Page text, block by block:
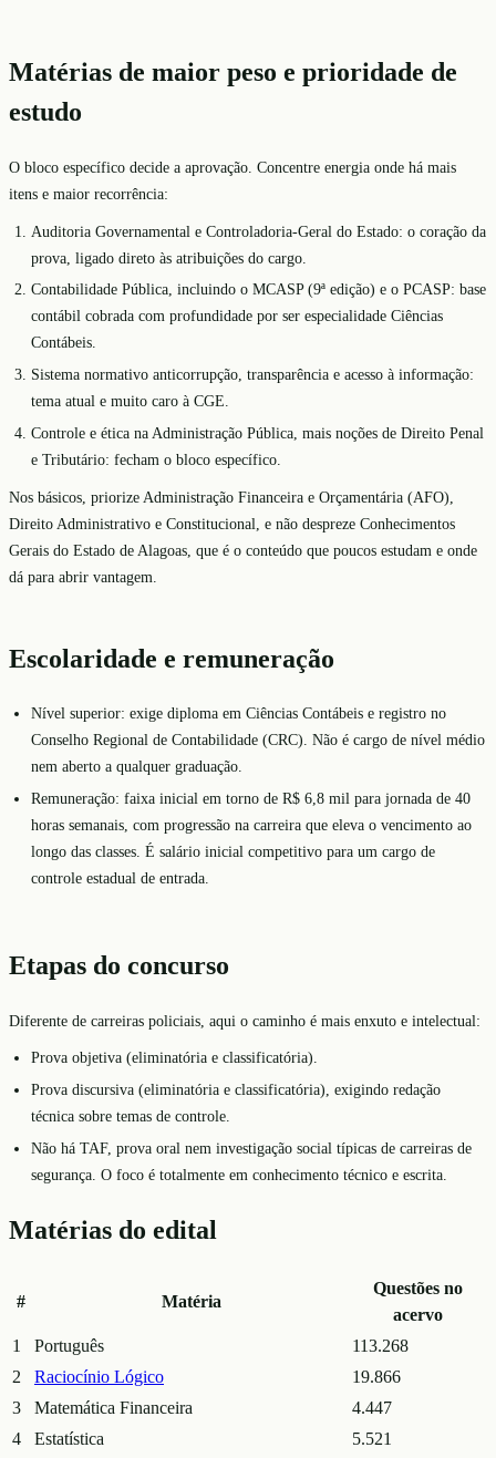
Matérias de maior peso e prioridade de
estudo
O bloco específico decide a aprovação. Concentre energia onde há mais
itens e maior recorrência:
Auditoria Governamental e Controladoria-Geral do Estado: o coração da
prova, ligado direto às atribuições do cargo.
Contabilidade Pública, incluindo o MCASP (9ª edição) e o PCASP: base
contábil cobrada com profundidade por ser especialidade Ciências
Contábeis.
Sistema normativo anticorrupção, transparência e acesso à informação:
tema atual e muito caro à CGE.
Controle e ética na Administração Pública, mais noções de Direito Penal
e Tributário: fecham o bloco específico.
Nos básicos, priorize Administração Financeira e Orçamentária (AFO),
Direito Administrativo e Constitucional, e não despreze Conhecimentos
Gerais do Estado de Alagoas, que é o conteúdo que poucos estudam e onde
dá para abrir vantagem.
Escolaridade e remuneração
Nível superior: exige diploma em Ciências Contábeis e registro no
Conselho Regional de Contabilidade (CRC). Não é cargo de nível médio
nem aberto a qualquer graduação.
Remuneração: faixa inicial em torno de R$ 6,8 mil para jornada de 40
horas semanais, com progressão na carreira que eleva o vencimento ao
longo das classes. É salário inicial competitivo para um cargo de
controle estadual de entrada.
Etapas do concurso
Diferente de carreiras policiais, aqui o caminho é mais enxuto e intelectual:
Prova objetiva (eliminatória e classificatória).
Prova discursiva (eliminatória e classificatória), exigindo redação
técnica sobre temas de controle.
Não há TAF, prova oral nem investigação social típicas de carreiras de
segurança. O foco é totalmente em conhecimento técnico e escrita.
Matérias do edital
# Matéria
Questões no
acervo
1
Português
113.268
2
Raciocínio Lógico
19.866
3
Matemática Financeira
4.447
4
Estatística
5.521